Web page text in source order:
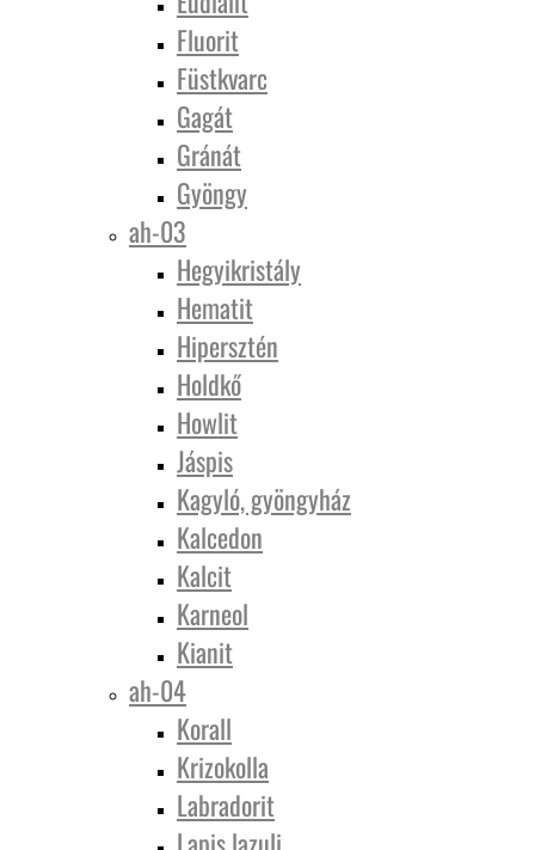
Fluorit
Füstkvarc
Gagát
Gránát
Gyöngy
ah-03
Hegyikristály
Hematit
Hipersztén
Holdkő
Howlit
Jáspis
Kagyló, gyöngyház
Kalcedon
Kalcit
Karneol
Kianit
ah-04
Korall
Krizokolla
Labradorit